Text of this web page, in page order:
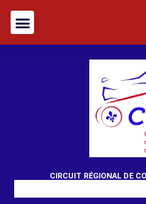
CIRCUIT RÉGIONAL DE